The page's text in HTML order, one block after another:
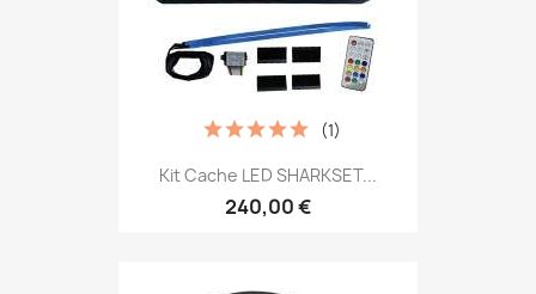
Kit Cache LED SHARKSET...
240,00 €
(1)